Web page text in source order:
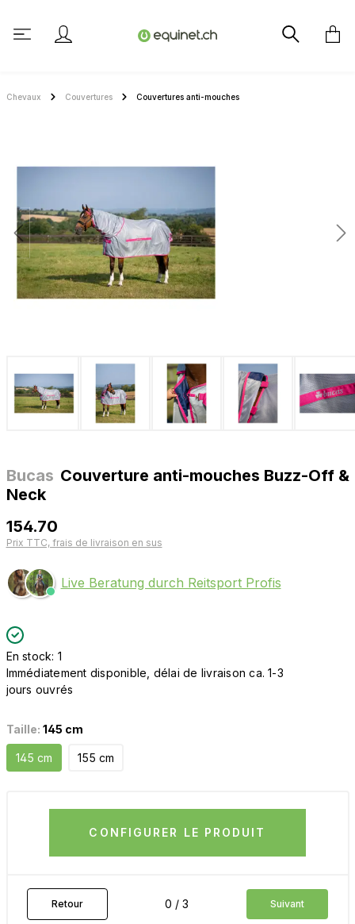
Chevaux Couvertures Couvertures anti-mouches
Bucas Couverture anti-mouches Buzz-Off &
Neck
154.70
Prix TTC, frais de livraison en sus
Live Beratung durch Reitsport Profis
En stock: 1
Immédiatement disponible, délai de livraison ca. 1-3
jours ouvrés
Taille: 145 cm
145 cm 155 cm
CONFIGURER LE PRODUIT
Retour 0 / 3 Suivant